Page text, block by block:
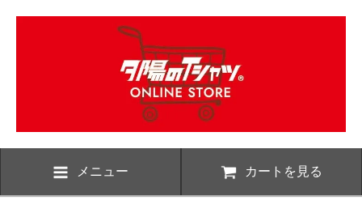
メニュー カートを見る